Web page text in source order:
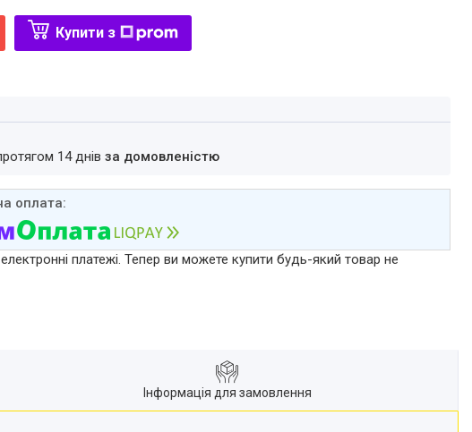
Купити з
14 днів за домовленістю
платежі. Тепер ви можете купити будь-який товар не
Інформація для замовлення